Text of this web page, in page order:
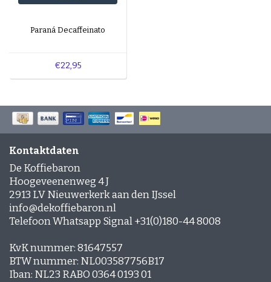
Paraná Decaffeinato
€22,95
Kontaktdaten
De Koffiebaron
Hoogeveenenweg 4 J
2913 LV Nieuwerkerk aan den IJssel
info@dekoffiebaron.nl
Telefoon Whatsapp Signal +31(0)180-44 8008
KvK nummer: 81647557
BTW nummer: NL003587756B17
Iban: NL23 RABO 0364 0193 01